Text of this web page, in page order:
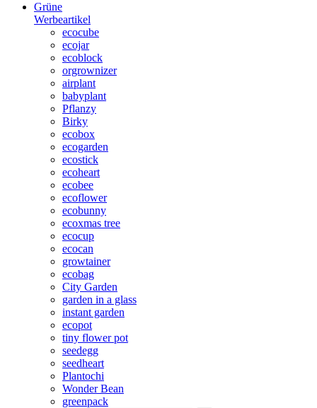
Grüne
Werbeartikel
ecocube
ecojar
ecoblock
orgrownizer
airplant
babyplant
Pflanzy
Birky
ecobox
ecogarden
ecostick
ecoheart
ecobee
ecoflower
ecobunny
ecoxmas tree
ecocup
ecocan
growtainer
ecobag
City Garden
garden in a glass
instant garden
ecopot
tiny flower pot
seedegg
seedheart
Plantochi
Wonder Bean
greenpack